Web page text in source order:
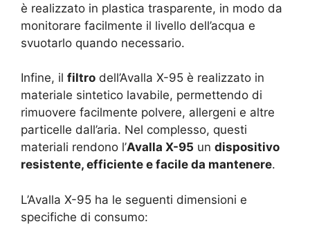
è realizzato in plastica trasparente, in modo da
monitorare facilmente il livello dell’acqua e
svuotarlo quando necessario.
Infine, il filtro dell’Avalla X-95 è realizzato in
materiale sintetico lavabile, permettendo di
rimuovere facilmente polvere, allergeni e altre
particelle dall’aria. Nel complesso, questi
materiali rendono l’Avalla X-95 un dispositivo
resistente, efficiente e facile da mantenere.
L’Avalla X-95 ha le seguenti dimensioni e
specifiche di consumo: